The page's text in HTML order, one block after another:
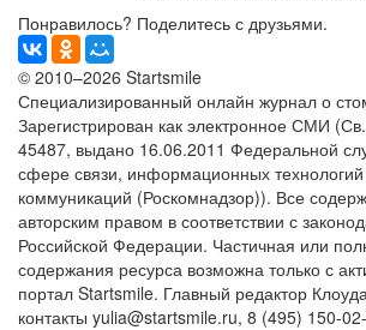
Понравилось? Поделитесь с друзьями.
© 2010–2026 Startsmile
Специализированный онлайн журнал о
Зарегистрирован как электронное СМИ
45487, выдано 16.06.2011 Федеральной
сфере связи, информационных
коммуникаций (Роскомнадзор)). Все
авторским правом в соответствии с
Российской Федерации. Частичная или
содержания ресурса возможна только с
портал Startsmile. Главный редактор
контакты yulia@startsmile.ru, 8 (495) 150-